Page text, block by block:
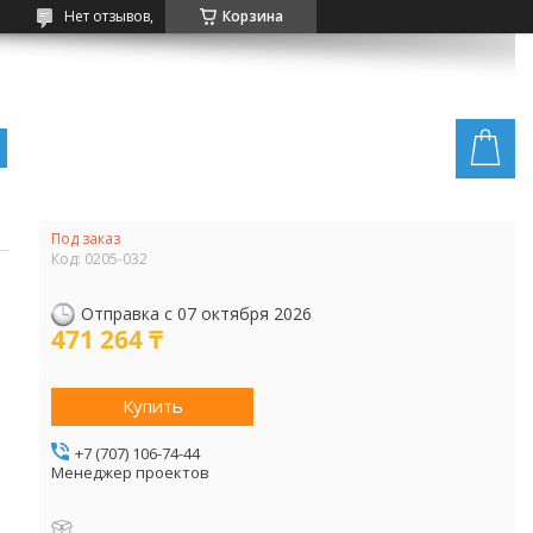
Корзина
Нет отзывов,
Под заказ
Код: 0205-032
Отправка с 07 октября 2026
471 264 ₸
Купить
+7 (707) 106-74-44
Менеджер проектов